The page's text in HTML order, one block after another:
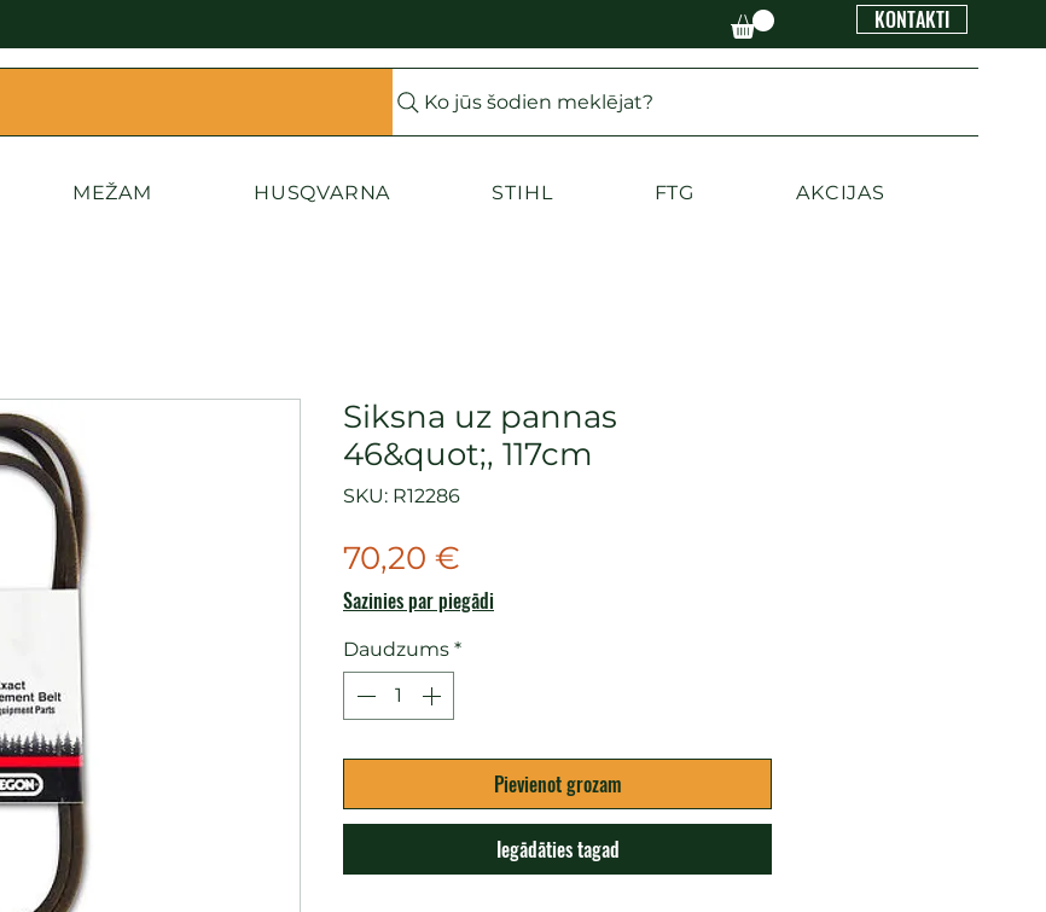
KONTAKTI
Ko jūs šodien meklējat?
MEŽAM HUSQVARNA STIHL FTG AKCIJAS
Siksna uz pannas
46&quot;, 117cm
SKU: R12286
70,20 €
Sazinies par piegādi
Daudzums *
Pievienot grozam
Iegādāties tagad